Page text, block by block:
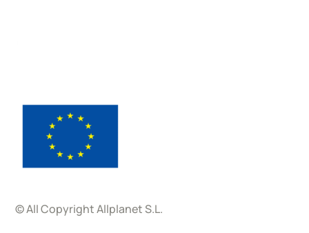
© All Copyright Allplanet S.L.